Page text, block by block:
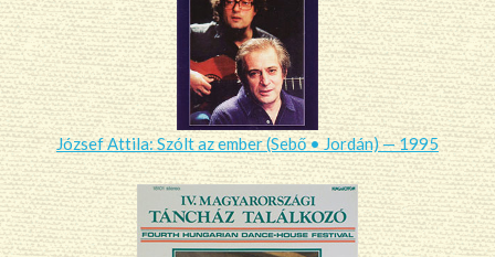
József Attila: Szólt az ember (Sebő • Jordán) — 1995